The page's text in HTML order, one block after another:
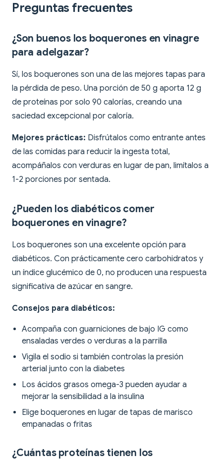
Preguntas frecuentes
¿Son buenos los boquerones en vinagre
para adelgazar?
Sí, los boquerones son una de las mejores tapas para
la pérdida de peso. Una porción de 50 g aporta 12 g
de proteínas por solo 90 calorías, creando una
saciedad excepcional por caloría.
Mejores prácticas: Disfrútalos como entrante antes
de las comidas para reducir la ingesta total,
acompáñalos con verduras en lugar de pan, limítalos a
1-2 porciones por sentada.
¿Pueden los diabéticos comer
boquerones en vinagre?
Los boquerones son una excelente opción para
diabéticos. Con prácticamente cero carbohidratos y
un índice glucémico de 0, no producen una respuesta
significativa de azúcar en sangre.
Consejos para diabéticos:
Acompaña con guarniciones de bajo IG como
ensaladas verdes o verduras a la parrilla
Vigila el sodio si también controlas la presión
arterial junto con la diabetes
Los ácidos grasos omega-3 pueden ayudar a
mejorar la sensibilidad a la insulina
Elige boquerones en lugar de tapas de marisco
empanadas o fritas
¿Cuántas proteínas tienen los